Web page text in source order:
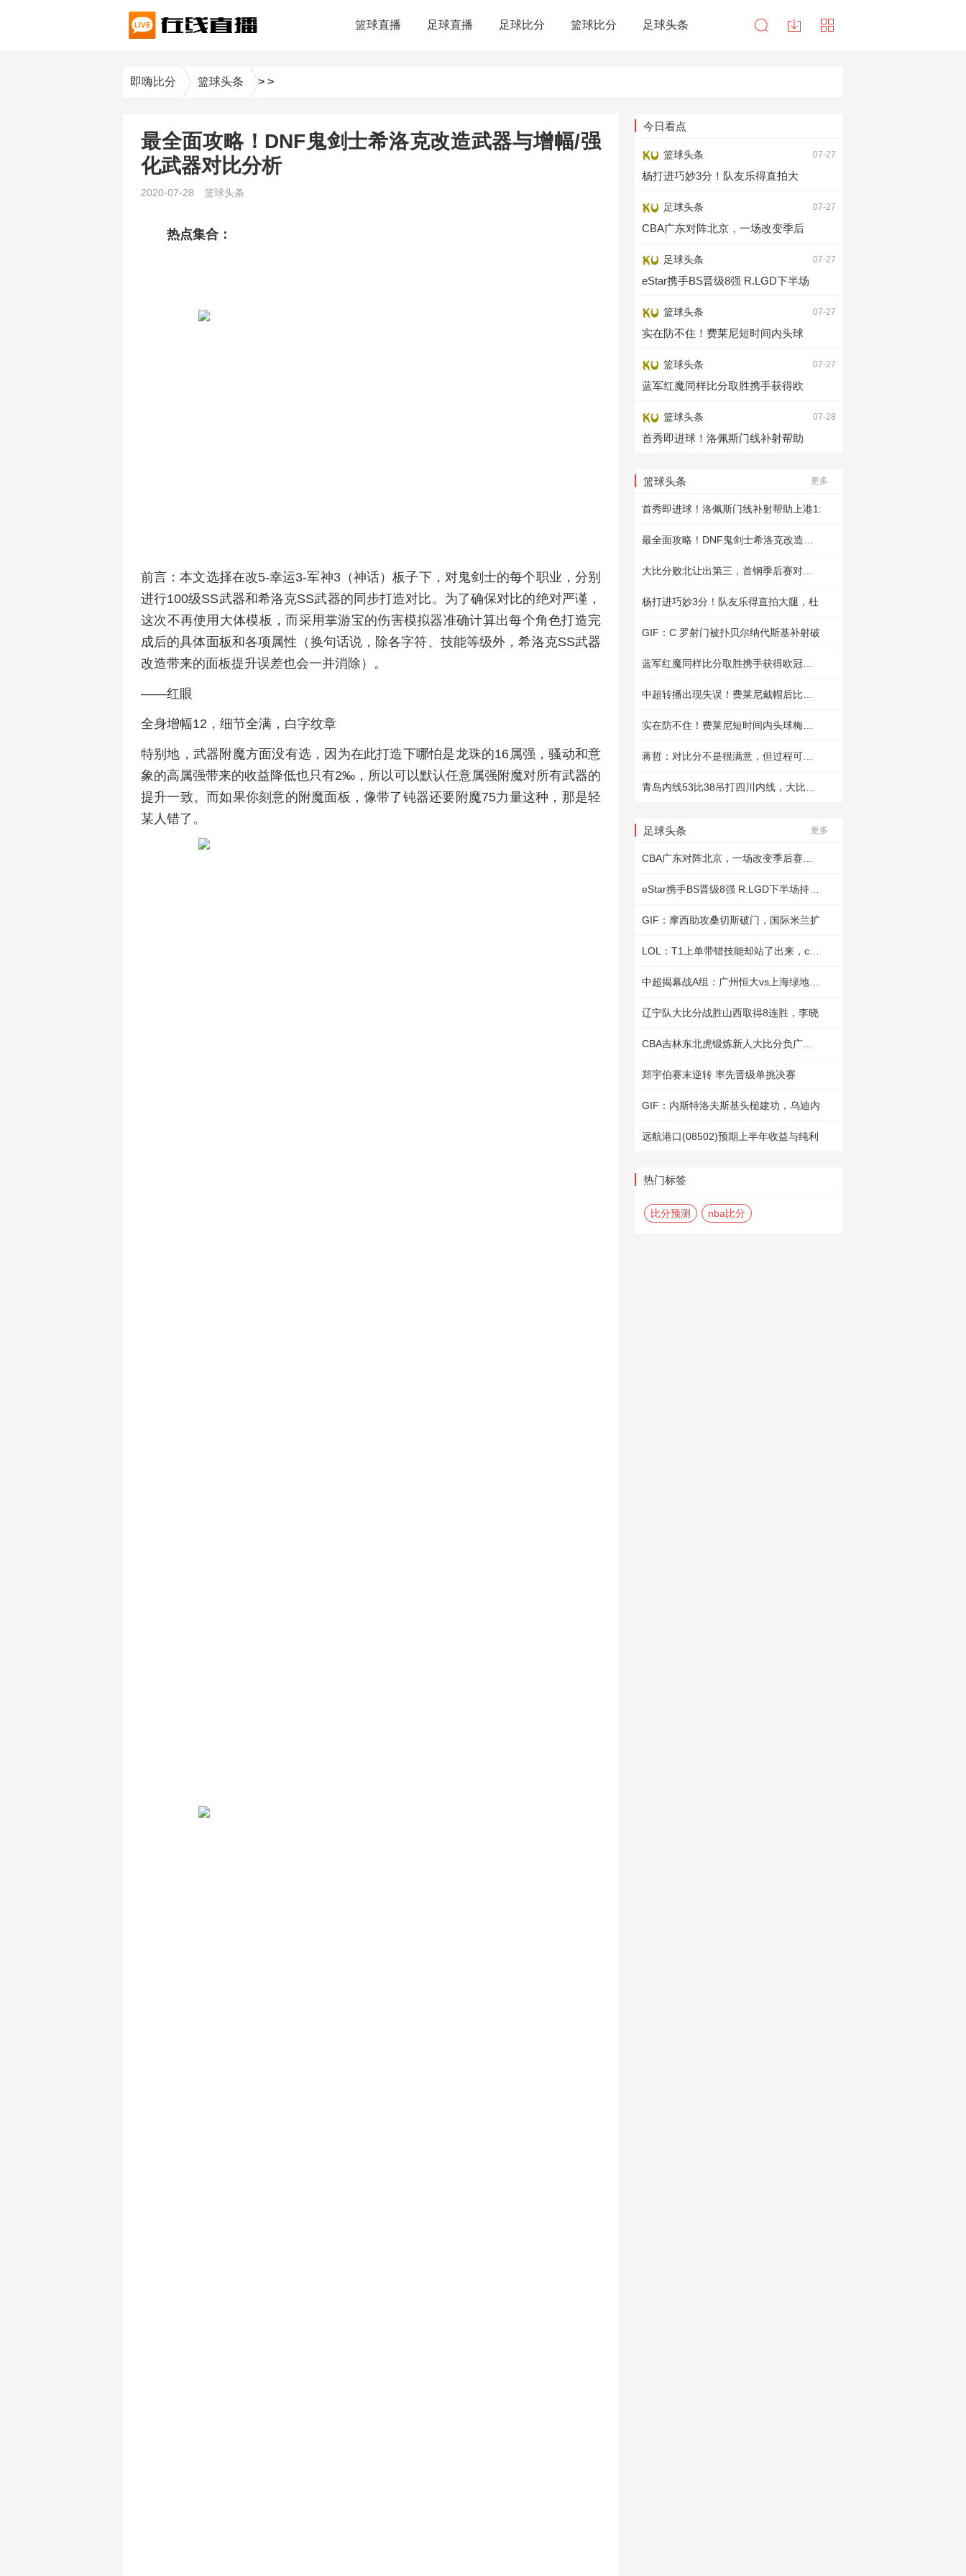
篮球直播 足球直播 足球比分 篮球比分 足球头条
即嗨比分 >
篮球头条 >
最全面攻略！DNF鬼剑士希洛克改造武器与增幅/强
化武器对比分析
2020-07-28 篮球头条
热点集合：
前言：本文选择在改5-幸运3-军神3（神话）板子下，对鬼剑士的每个职业，分别
进行100级SS武器和希洛克SS武器的同步打造对比。为了确保对比的绝对严谨，
这次不再使用大体模板，而采用掌游宝的伤害模拟器准确计算出每个角色打造完
成后的具体面板和各项属性（换句话说，除各字符、技能等级外，希洛克SS武器
改造带来的面板提升误差也会一并消除）。
——红眼
全身增幅12，细节全满，白字纹章
特别地，武器附魔方面没有选，因为在此打造下哪怕是龙珠的16属强，骚动和意
象的高属强带来的收益降低也只有2‰，所以可以默认任意属强附魔对所有武器的
提升一致。而如果你刻意的附魔面板，像带了钝器还要附魔75力量这种，那是轻
某人错了。
今日看点
篮球头条 07-27
杨打进巧妙3分！队友乐得直拍大
足球头条 07-27
CBA广东对阵北京，一场改变季后
足球头条 07-27
eStar携手BS晋级8强 R.LGD下半场
篮球头条 07-27
实在防不住！费莱尼短时间内头球
篮球头条 07-27
蓝军红魔同样比分取胜携手获得欧
篮球头条 07-28
首秀即进球！洛佩斯门线补射帮助
篮球头条 更多
首秀即进球！洛佩斯门线补射帮助上港1:
杨打进巧妙3分！队友乐得直拍大腿，杜
GIF：C 罗射门被扑贝尔纳代斯基补射破
足球头条 更多
GIF：摩西助攻桑切斯破门，国际米兰扩
辽宁队大比分战胜山西取得8连胜，李晓
郑宇伯赛末逆转 率先晋级单挑决赛
GIF：内斯特洛夫斯基头槌建功，乌迪内
远航港口(08502)预期上半年收益与纯利
热门标签
比分预测 nba比分